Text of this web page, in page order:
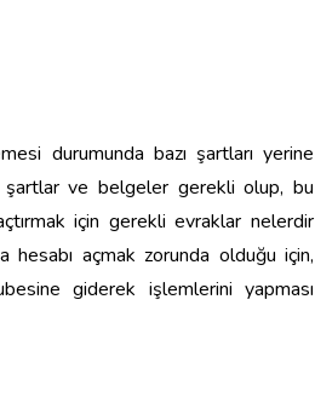
durumunda bazı şartları yerine
şartlar ve belgeler gerekli olup, bu
için gerekli evraklar nelerdir
hesabı açmak zorunda olduğu için,
giderek işlemlerini yapması